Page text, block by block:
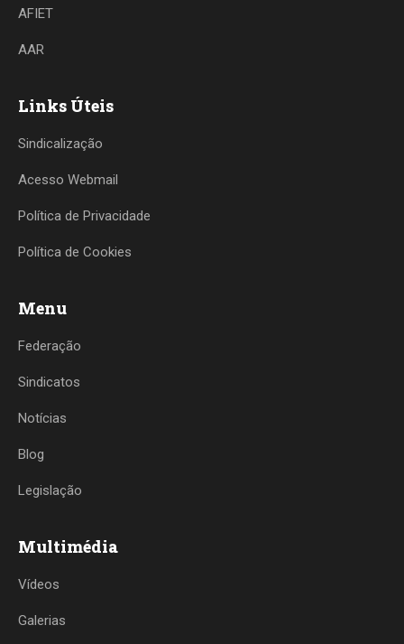
AFIET
AAR
Links Úteis
Sindicalização
Acesso Webmail
Política de Privacidade
Política de Cookies
Menu
Federação
Sindicatos
Notícias
Blog
Legislação
Multimédia
Vídeos
Galerias